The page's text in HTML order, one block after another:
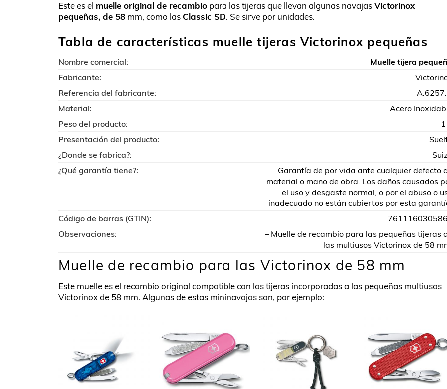
Este es el muelle original de recambio para las tijeras que llevan algunas navajasVictorinox
pequeñas, de 58 mm, como las Classic SD. Se sirve por unidades.
Tabla de características muelle tijeras Victorinox pequeñas
Nombre comercial:
Muelle tijera
Fabricante:
Referencia del fabricante:
Material:
Acero
Peso del producto:
Presentación del producto:
¿Donde se fabrica?:
¿Qué garantía tiene?:
Garantía de por vida ante cualquier defecto
material o mano de obra. Los daños causados
el uso y desgaste normal, o por el abuso o
inadecuado no están cubiertos por esta
Código de barras (GTIN):
Observaciones:
– Muelle de recambio para las pequeñas tijeras
las multiusos Victorinox de 58
Muelle de recambio para las Victorinox de 58 mm
Este muelle es el recambio original compatible con las tijeras incorporadas a las pequeñas multiusos
Victorinox de 58 mm. Algunas de estas mininavajas son, por ejemplo: